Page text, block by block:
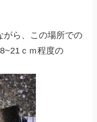
がら、この場所での
ｃｍ程度の